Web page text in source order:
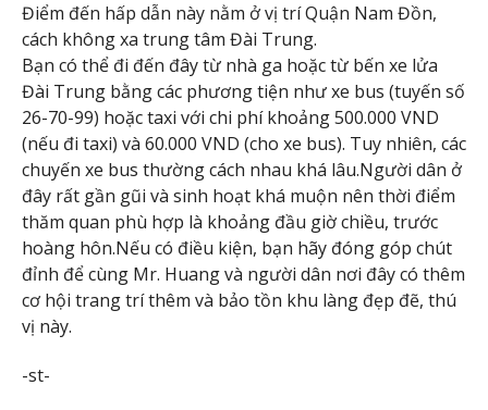
Điểm đến hấp dẫn này nằm ở vị trí Quận Nam Đồn,
cách không xa trung tâm Đài Trung.
Bạn có thể đi đến đây từ nhà ga hoặc từ bến xe lửa
Đài Trung bằng các phương tiện như xe bus (tuyến số
26-70-99) hoặc taxi với chi phí khoảng 500.000 VND
(nếu đi taxi) và 60.000 VND (cho xe bus). Tuy nhiên, các
chuyến xe bus thường cách nhau khá lâu.Người dân ở
đây rất gần gũi và sinh hoạt khá muộn nên thời điểm
thăm quan phù hợp là khoảng đầu giờ chiều, trước
hoàng hôn.Nếu có điều kiện, bạn hãy đóng góp chút
đỉnh để cùng Mr. Huang và người dân nơi đây có thêm
cơ hội trang trí thêm và bảo tồn khu làng đẹp đẽ, thú
vị này.
-st-